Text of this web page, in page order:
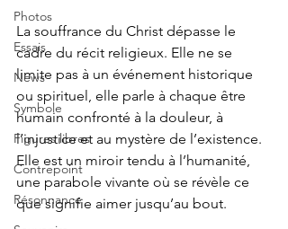
Photos
Essais
News
Symbole
Figures libres
Contrepoint
Résonnance
La souffrance du Christ dépasse le
cadre du récit religieux. Elle ne se
limite pas à un événement historique
ou spirituel, elle parle à chaque être
humain confronté à la douleur, à
l’injustice et au mystère de l’existence.
Elle est un miroir tendu à l’humanité,
une parabole vivante où se révèle ce
que signifie aimer jusqu’au bout.